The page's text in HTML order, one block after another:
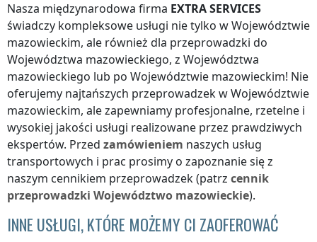
Nasza międzynarodowa firma EXTRA SERVICES
świadczy kompleksowe usługi nie tylko w Województwie
mazowieckim, ale również dla przeprowadzki do
Województwa mazowieckiego, z Województwa
mazowieckiego lub po Województwie mazowieckim! Nie
oferujemy najtańszych przeprowadzekw Województwie
mazowieckim, ale zapewniamy profesjonalne, rzetelne i
wysokiej jakości usługi realizowane przez prawdziwych
ekspertów. Przed zamówieniem naszych usług
transportowych i prac prosimy o zapoznanie się z
naszym cennikiem przeprowadzek (patrz cennik
przeprowadzki Województwo mazowieckie).
INNE USŁUGI, KTÓRE MOŻEMY CI ZAOFEROWAĆ